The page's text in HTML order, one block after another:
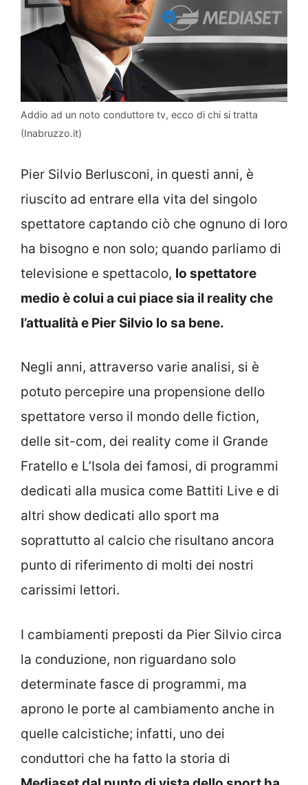
Addio ad un noto conduttore tv, ecco di chi si tratta
(Inabruzzo.it)
Pier Silvio Berlusconi, in questi anni, è
riuscito ad entrare ella vita del singolo
spettatore captando ciò che ognuno di loro
ha bisogno e non solo; quando parliamo di
televisione e spettacolo, lo spettatore
medio è colui a cui piace sia il reality che
l’attualità e Pier Silvio lo sa bene.
Negli anni, attraverso varie analisi, si è
potuto percepire una propensione dello
spettatore verso il mondo delle fiction,
delle sit-com, dei reality come il Grande
Fratello e L’Isola dei famosi, di programmi
dedicati alla musica come Battiti Live e di
altri show dedicati allo sport ma
soprattutto al calcio che risultano ancora
punto di riferimento di molti dei nostri
carissimi lettori.
I cambiamenti preposti da Pier Silvio circa
la conduzione, non riguardano solo
determinate fasce di programmi, ma
aprono le porte al cambiamento anche in
quelle calcistiche; infatti, uno dei
conduttori che ha fatto la storia di